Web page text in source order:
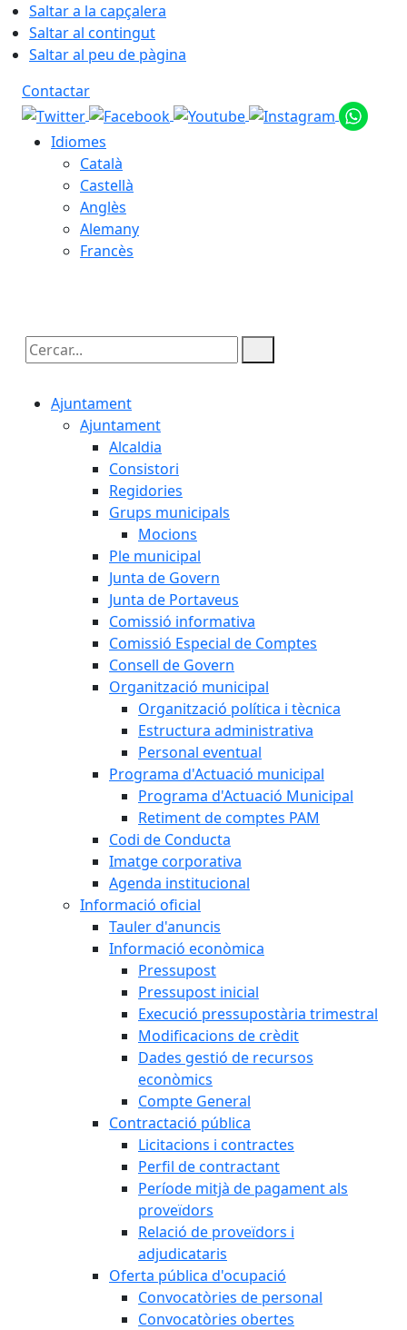
Saltar a la capçalera
Saltar al contingut
Saltar al peu de pàgina
Contactar
Idiomes
Català
Castellà
Anglès
Alemany
Francès
Cercar:
Ajuntament
Ajuntament
Alcaldia
Consistori
Regidories
Grups municipals
Mocions
Ple municipal
Junta de Govern
Junta de Portaveus
Comissió informativa
Comissió Especial de Comptes
Consell de Govern
Organització municipal
Organització política i tècnica
Estructura administrativa
Personal eventual
Programa d'Actuació municipal
Programa d'Actuació Municipal
Retiment de comptes PAM
Codi de Conducta
Imatge corporativa
Agenda institucional
Informació oficial
Tauler d'anuncis
Informació econòmica
Pressupost
Pressupost inicial
Execució pressupostària trimestral
Modificacions de crèdit
Dades gestió de recursos
econòmics
Compte General
Contractació pública
Licitacions i contractes
Perfil de contractant
Període mitjà de pagament als
proveïdors
Relació de proveïdors i
adjudicataris
Oferta pública d'ocupació
Convocatòries de personal
Convocatòries obertes